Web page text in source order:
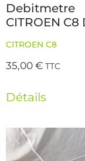
Debitmetre
CITROEN C8
CITROEN C8
35,00€ TTC
Détails